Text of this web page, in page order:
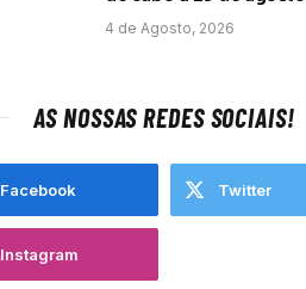
4 de Agosto, 2026
AS NOSSAS REDES SOCIAIS!
Facebook Twitter
Instagram